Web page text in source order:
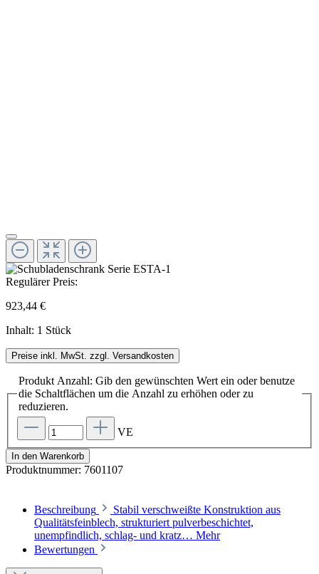
Regulärer Preis:
923,44 €
Inhalt: 1 Stück
Preise inkl. MwSt. zzgl. Versandkosten
Produkt Anzahl: Gib den gewünschten Wert ein oder benutze
die Schaltflächen um die Anzahl zu erhöhen oder zu
reduzieren.
VE
In den Warenkorb
Produktnummer: 7601107
Beschreibung
Stabil verschweißte Konstruktion aus
Qualitätsfeinblech, strukturiert pulverbeschichtet,
unempfindlich, schlag- und kratz… Mehr
Bewertungen